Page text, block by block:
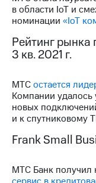
в области IoT и
номинации «IoT
Рейтинг рынка
3 кв. 2021 г.
МТСостается
Компании удалось
новых
и к спутниковому
Frank Small
МТС Банк получил